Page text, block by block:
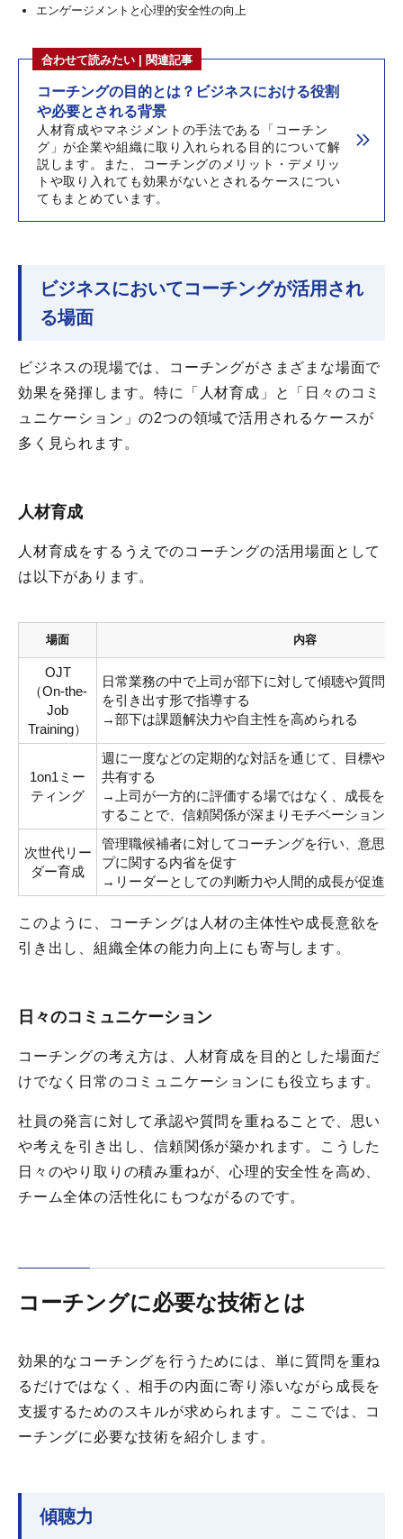
エンゲージメントと心理的安全性の向上
合わせて読みたい | 関連記事
コーチングの目的とは？ビジネスにおける役割
や必要とされる背景
人材育成やマネジメントの手法である「コーチン
グ」が企業や組織に取り入れられる目的について解
説します。また、コーチングのメリット・デメリッ
トや取り入れても効果がないとされるケースについ
てもまとめています。
ビジネスにおいてコーチングが活用され
る場面
ビジネスの現場では、コーチングがさまざまな場面で
効果を発揮します。特に「人材育成」と「日々のコミ
ュニケーション」の2つの領域で活用されるケースが
多く見られます。
人材育成
人材育成をするうえでのコーチングの活用場面として
は以下があります。
場面 内容
OJT
（On-the-
Job
Training）
日常業務の中で上司が部下に対して傾聴や質問
を引き出す形で指導する
→部下は課題解決力や自主性を高められる
1on1ミー
ティング
週に一度などの定期的な対話を通じて、目標や
共有する
→上司が一方的に評価する場ではなく、成長を一
することで、信頼関係が深まりモチベーション
次世代リー
ダー育成
管理職候補者に対してコーチングを行い、意思
プに関する内省を促す
→リーダーとしての判断力や人間的成長が促進さ
このように、コーチングは人材の主体性や成長意欲を
引き出し、組織全体の能力向上にも寄与します。
日々のコミュニケーション
コーチングの考え方は、人材育成を目的とした場面だ
けでなく日常のコミュニケーションにも役立ちます。
社員の発言に対して承認や質問を重ねることで、思い
や考えを引き出し、信頼関係が築かれます。こうした
日々のやり取りの積み重ねが、心理的安全性を高め、
チーム全体の活性化にもつながるのです。
コーチングに必要な技術とは
効果的なコーチングを行うためには、単に質問を重ね
るだけではなく、相手の内面に寄り添いながら成長を
支援するためのスキルが求められます。ここでは、コ
ーチングに必要な技術を紹介します。
傾聴力